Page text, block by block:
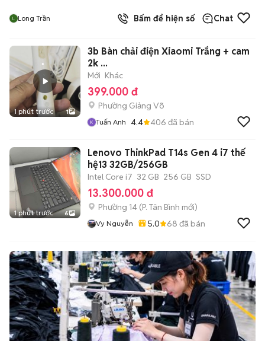
Long Trần Bấm để hiện số Chat
1 phút trước 1
3b Bàn chải điện Xiaomi Trắng + cam
2k ...
Mới Khác
399.000 đ
Phường Giảng Võ
Tuấn Anh 4.4 406 đã bán
1 phút trước 6
Lenovo ThinkPad T14s Gen 4 i7 thế
hệ13 32GB/256GB
Intel Core i7 32 GB 256 GB SSD
13.300.000 đ
Phường 14 (P. Tân Bình mới)
Vy Nguyễn 5.0 68 đã bán